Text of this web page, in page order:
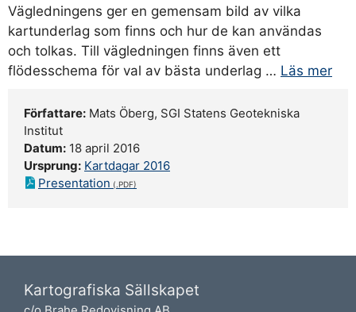
Vägledningens ger en gemensam bild av vilka
kartunderlag som finns och hur de kan användas
och tolkas. Till vägledningen finns även ett
flödesschema för val av bästa underlag … Läs mer
Författare: Mats Öberg, SGI Statens Geotekniska
Institut
Datum: 18 april 2016
Ursprung: Kartdagar 2016
Presentation
Kartografiska Sällskapet